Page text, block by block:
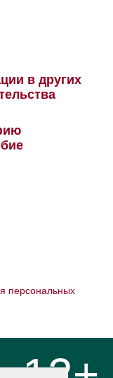
в других
персональных